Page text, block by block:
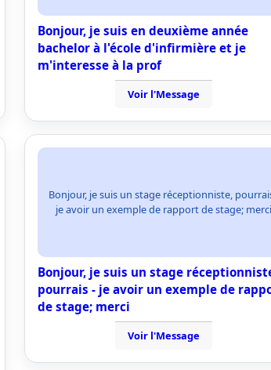
Bonjour, je suis en deuxième année
bachelor à l'école d'infirmière et je
m'interesse à la prof
Voir l'Message
Bonjour, je suis un stage réceptionniste,
je avoir un exemple de rapport de stage; merci
Bonjour, je suis un stage
pourrais - je avoir un exemple de
de stage; merci
Voir l'Message